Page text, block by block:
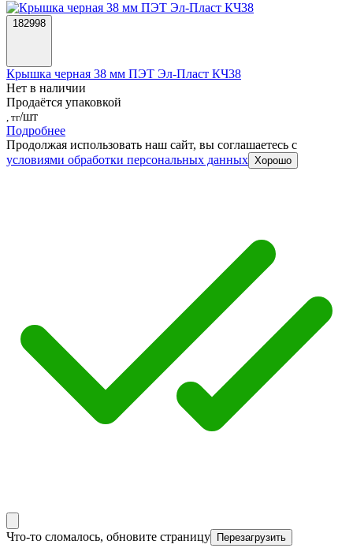
182998
Крышка черная 38 мм ПЭТ Эл-Пласт КЧ38
Нет в наличии
Продаётся упаковкой
, тг/шт
Подробнее
Продолжая использовать наш сайт, вы соглашаетесь c
условиями обработки персональных данных Хорошо
Что-то сломалось, обновите страницу Перезагрузить